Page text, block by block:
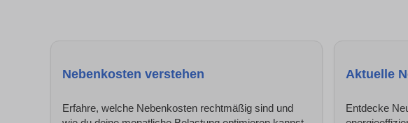
Nebenkosten verstehen
Erfahre, welche Nebenkosten rechtmäßig sind und
Aktuelle
Entdecke